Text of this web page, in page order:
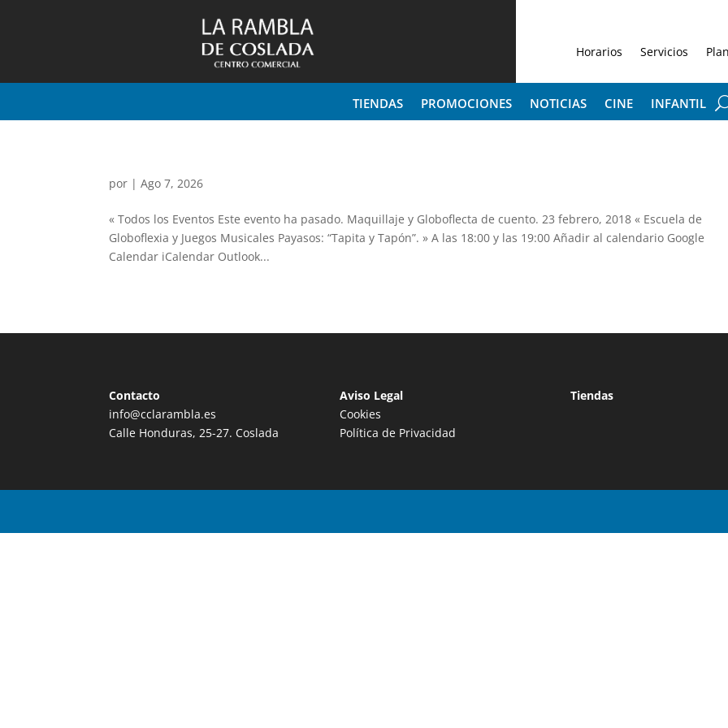
Horarios Servicios
TIENDAS PROMOCIONES NOTICIAS CINE INFANTIL
por |Ago 7, 2026
« Todos los Eventos Este evento ha pasado. Maquillaje y Globoflecta de cuento. 23 febrero, 2018 « Escuela de
Globoflexia y Juegos Musicales Payasos: “Tapita y Tapón”. » A las 18:00 y las 19:00 Añadir al calendario Google
Calendar iCalendar Outlook...
Contacto
info@cclarambla.es
Calle Honduras, 25-27. Coslada
Aviso Legal
Cookies
Política de Privacidad
Tiendas